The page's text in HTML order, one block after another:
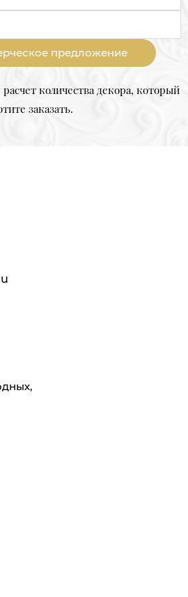
предложение
количества декора, который
заказать.